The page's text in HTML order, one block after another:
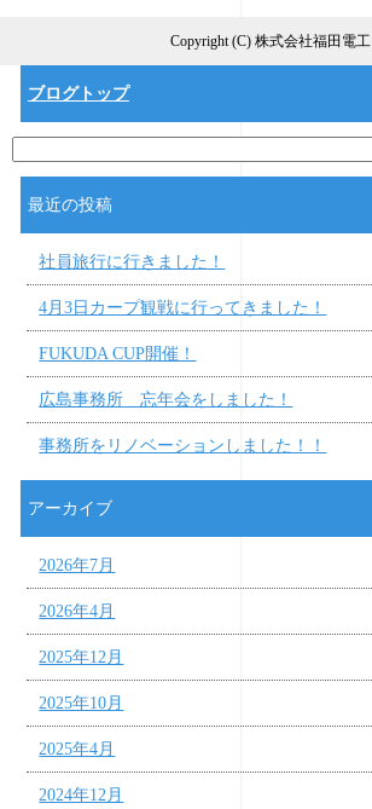
Copyright (C) 株式会社福田電工
ブログトップ
最近の投稿
社員旅行に行きました！
4月3日カープ観戦に行ってきました！
FUKUDA CUP開催！
広島事務所 忘年会をしました！
事務所をリノベーションしました！！
アーカイブ
2026年7月
2026年4月
2025年12月
2025年10月
2025年4月
2024年12月